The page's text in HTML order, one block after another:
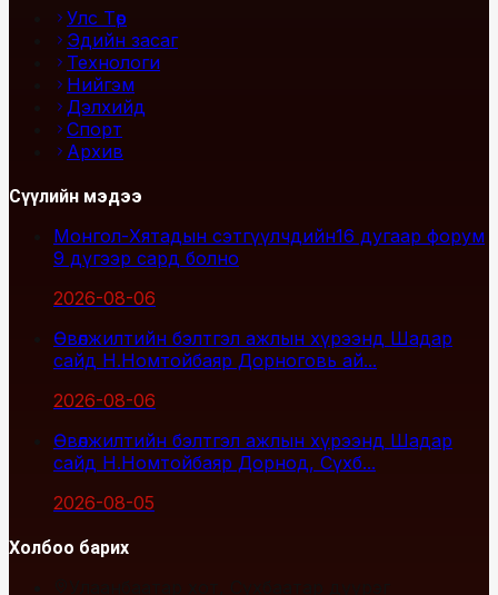
Улс Төр
Эдийн засаг
Технологи
Нийгэм
Дэлхийд
Спорт
Архив
Сүүлийн мэдээ
Монгол-Хятадын сэтгүүлчдийн16 дугаар форум
9 дүгээр сард болно
2026-08-06
Өвөлжилтийн бэлтгэл ажлын хүрээнд Шадар
сайд Н.Номтойбаяр Дорноговь ай...
2026-08-06
Өвөлжилтийн бэлтгэл ажлын хүрээнд Шадар
сайд Н.Номтойбаяр Дорнод, Сүхб...
2026-08-05
Холбоо барих